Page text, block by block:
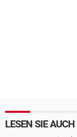
LESEN SIE AUCH